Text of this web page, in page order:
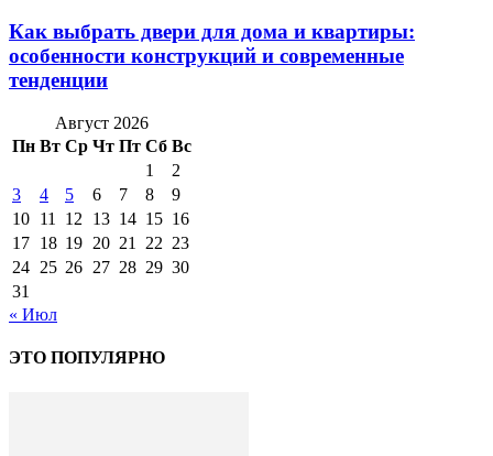
Как выбрать двери для дома и квартиры:
особенности конструкций и современные
тенденции
Август 2026
Пн Вт Ср Чт Пт Сб Вс
1
2
3
4 5 6 7 8
9
10 11 12 13 14 15 16
17 18 19 20 21 22 23
24 25 26 27 28 29 30
31
« Июл
ЭТО ПОПУЛЯРНО